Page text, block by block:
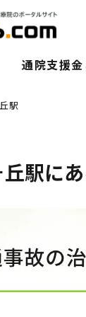
通院⽀援
駅
駅に